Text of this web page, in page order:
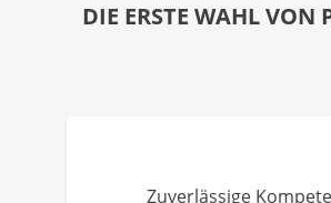
DIE ERSTE WAHL VON
Zuverlässige